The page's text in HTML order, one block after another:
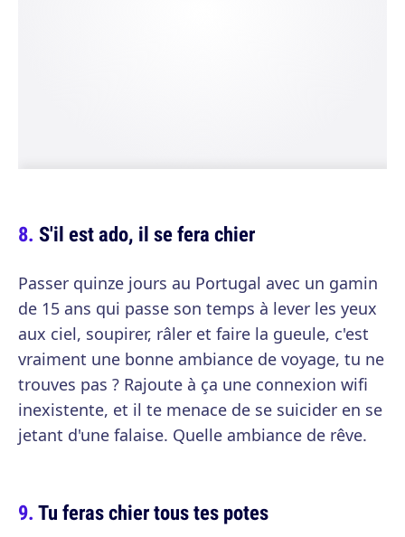
S'il est ado, il se fera chier
Passer quinze jours au Portugal avec un gamin
de 15 ans qui passe son temps à lever les yeux
aux ciel, soupirer, râler et faire la gueule, c'est
vraiment une bonne ambiance de voyage, tu ne
trouves pas ? Rajoute à ça une connexion wifi
inexistente, et il te menace de se suicider en se
jetant d'une falaise. Quelle ambiance de rêve.
Tu feras chier tous tes potes